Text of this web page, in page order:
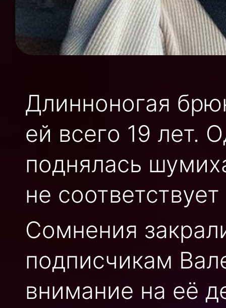
Длинноногая
ей всего 19 лет.
поднялась
не
Сомнения
подписчикам
внимание на её